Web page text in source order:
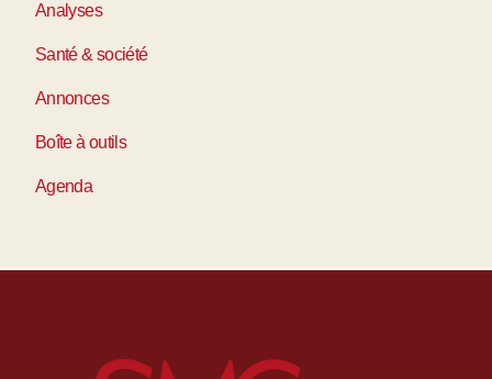
Analyses
Santé & société
Annonces
Boîte à outils
Agenda